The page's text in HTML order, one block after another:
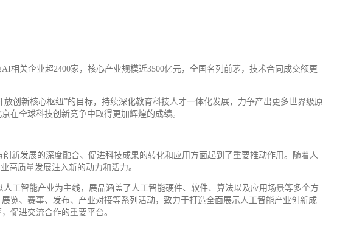
关企业超2400家，核心产业规模近3500亿元，全国名列前茅，技术合同成交额更
创新核心枢纽”的目标，持续深化教育科技人才一体化发展，力争产出更多世界级原
在全球科技创新竞争中取得更加辉煌的成绩。
新发展的深度融合、促进科技成果的转化和应用方面起到了重要推动作用。随着人
高质量发展注入新的动力和活力。
工智能产业为主线，展品涵盖了人工智能硬件、软件、算法以及应用场景等多个方
览、赛事、发布、产业对接等系列活动，致力于打造全面展示人工智能产业创新成
促进交流合作的重要平台。